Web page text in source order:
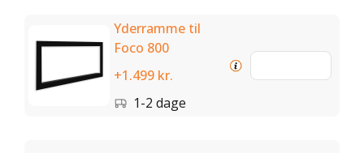
Yderramme til
Foco 800
+1.499 kr.
1-2 dage